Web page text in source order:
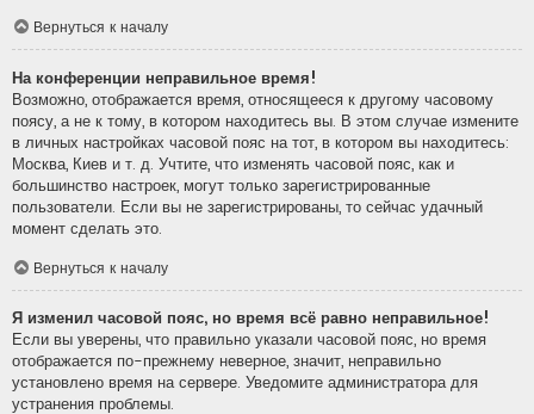
Вернуться к началу
На конференции неправильное время!
Возможно, отображается время, относящееся к другому часовому
поясу, а не к тому, в котором находитесь вы. В этом случае измените
в личных настройках часовой пояс на тот, в котором вы находитесь:
Москва, Киев и т. д. Учтите, что изменять часовой пояс, как и
большинство настроек, могут только зарегистрированные
пользователи. Если вы не зарегистрированы, то сейчас удачный
момент сделать это.
Вернуться к началу
Я изменил часовой пояс, но время всё равно неправильное!
Если вы уверены, что правильно указали часовой пояс, но время
отображается по-прежнему неверное, значит, неправильно
установлено время на сервере. Уведомите администратора для
устранения проблемы.